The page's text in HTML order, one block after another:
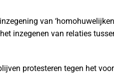
van
inzegenen van relaties
protesteren tegen het